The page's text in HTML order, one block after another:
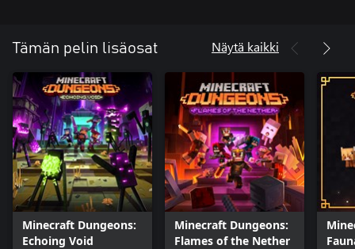
Tämän pelin lisäosat Näytä kaikki
Minecraft Dungeons:
Echoing Void
Minecraft Dungeons:
Flames of the Nether